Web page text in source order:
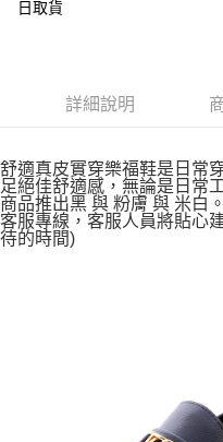
日取貨
詳細說明
舒適真皮實穿樂福鞋是日常
足絕佳舒適感，無論是日常
商品推出黑 與 粉膚 與 米白
客服專線，客服人員將貼心
待的時間)